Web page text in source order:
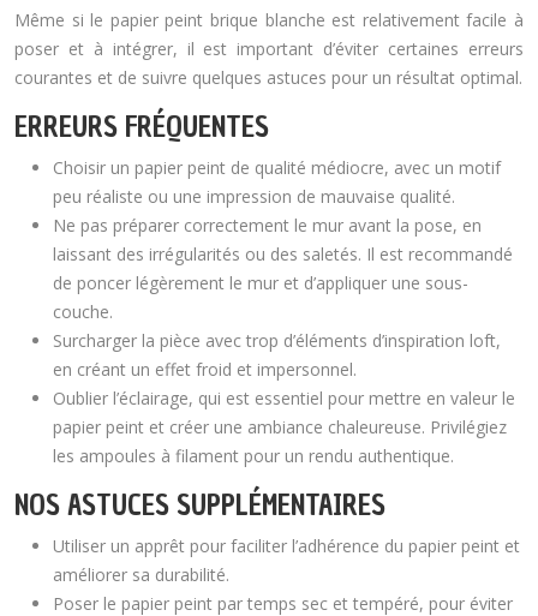
Même si le papier peint brique blanche est relativement facile à
poser et à intégrer, il est important d’éviter certaines erreurs
courantes et de suivre quelques astuces pour un résultat optimal.
ERREURS FRÉQUENTES
Choisir un papier peint de qualité médiocre, avec un motif
peu réaliste ou une impression de mauvaise qualité.
Ne pas préparer correctement le mur avant la pose, en
laissant des irrégularités ou des saletés. Il est recommandé
de poncer légèrement le mur et d’appliquer une sous-
couche.
Surcharger la pièce avec trop d’éléments d’inspiration loft,
en créant un effet froid et impersonnel.
Oublier l’éclairage, qui est essentiel pour mettre en valeur le
papier peint et créer une ambiance chaleureuse. Privilégiez
les ampoules à filament pour un rendu authentique.
NOS ASTUCES SUPPLÉMENTAIRES
Utiliser un apprêt pour faciliter l’adhérence du papier peint et
améliorer sa durabilité.
Poser le papier peint par temps sec et tempéré, pour éviter